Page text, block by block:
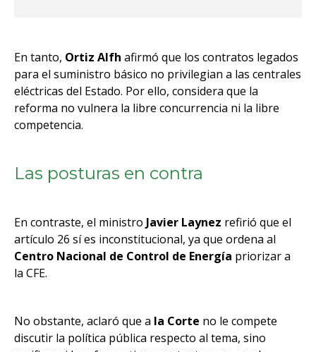
En tanto, Ortiz Alfh afirmó que los contratos legados
para el suministro básico no privilegian a las centrales
eléctricas del Estado. Por ello, considera que la
reforma no vulnera la libre concurrencia ni la libre
competencia.
Las posturas en contra
En contraste, el ministro Javier Laynez refirió que el
artículo 26 sí es inconstitucional, ya que ordena al
Centro Nacional de Control de Energía priorizar a
la CFE.
No obstante, aclaró que a la Corte no le compete
discutir la política pública respecto al tema, sino